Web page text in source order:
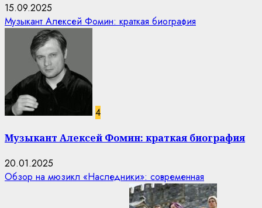
15.09.2025
Музыкант Алексей Фомин: краткая биография
4
Музыкант Алексей Фомин: краткая биография
20.01.2025
Обзор на мюзикл «Наследники»: современная